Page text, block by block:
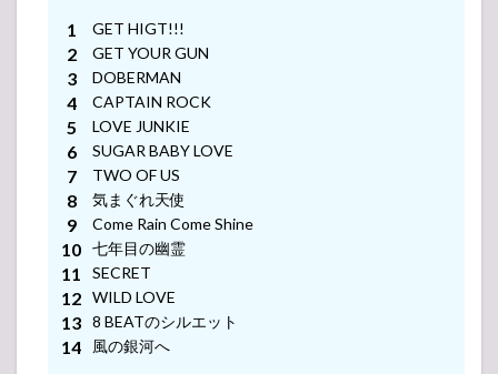
SPECIAL
LIVE
5.4
サン
トリ
ー1万
人の
5.5
HOTEI the
LIVE 2022
Rock’n Roll
Circus
“40th
Anniversary
-アンコール-
-アンコール-
-アンコール-
-アンコール-
GET HIGT!!!
GET YOUR GUN
DOBERMAN
CAPTAIN ROCK
LOVE JUNKIE
SUGAR BABY LOVE
TWO OF US
気まぐれ天使
Come Rain Come Shine
七年目の幽霊
SECRET
WILD LOVE
8 BEATのシルエット
風の銀河へ